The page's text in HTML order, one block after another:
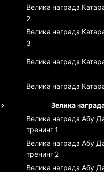
Велика награда
2
Велика награда
3
Велика награда
Велика награда
Велика
Велика награда Абу
тренинг 1
Велика награда Абу
тренинг 2
Велика награда Абу